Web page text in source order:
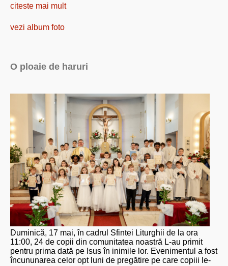
citeste mai mult
vezi album foto
O ploaie de haruri
Duminică, 17 mai, în cadrul Sfintei Liturghii de la ora
11:00, 24 de copii din comunitatea noastră L-au primit
pentru prima dată pe Isus în inimile lor. Evenimentul a fost
încununarea celor opt luni de pregătire pe care copiii le-